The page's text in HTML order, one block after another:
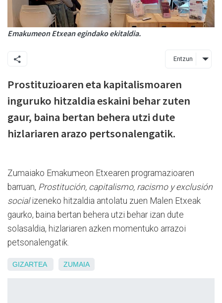
Emakumeon Etxean egindako ekitaldia.
Entzun
Prostituzioaren eta kapitalismoaren
inguruko hitzaldia eskaini behar zuten
gaur, baina bertan behera utzi dute
hizlariaren arazo pertsonalengatik.
Zumaiako Emakumeon Etxearen programazioaren
barruan, Prostitución, capitalismo, racismo y exclusión
socializeneko hitzaldia antolatu zuen Malen Etxeak
gaurko, baina bertan behera utzi behar izan dute
solasaldia, hizlariaren azken momentuko arrazoi
petsonalengatik.
GIZARTEA ZUMAIA